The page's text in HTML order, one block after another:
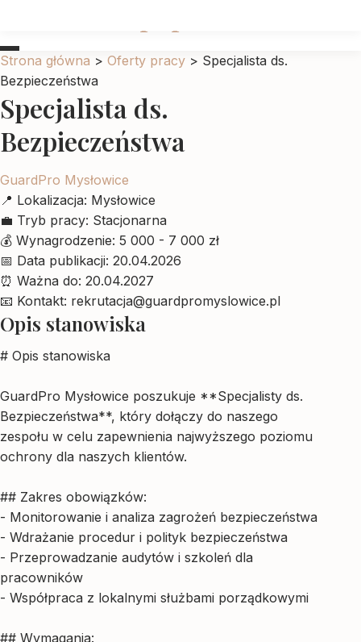
Strona główna > Oferty pracy > Specjalista ds.
Bezpieczeństwa
Specjalista ds.
Bezpieczeństwa
GuardPro Mysłowice
📍 Lokalizacja: Mysłowice
💼 Tryb pracy: Stacjonarna
💰 Wynagrodzenie: 5 000 - 7 000 zł
📅 Data publikacji: 20.04.2026
⏰ Ważna do: 20.04.2027
📧 Kontakt: rekrutacja@guardpromyslowice.pl
Opis stanowiska
# Opis stanowiska
GuardPro Mysłowice poszukuje **Specjalisty ds.
Bezpieczeństwa**, który dołączy do naszego
zespołu w celu zapewnienia najwyższego poziomu
ochrony dla naszych klientów.
## Zakres obowiązków:
- Monitorowanie i analiza zagrożeń bezpieczeństwa
- Wdrażanie procedur i polityk bezpieczeństwa
- Przeprowadzanie audytów i szkoleń dla
pracowników
- Współpraca z lokalnymi służbami porządkowymi
## Wymagania: